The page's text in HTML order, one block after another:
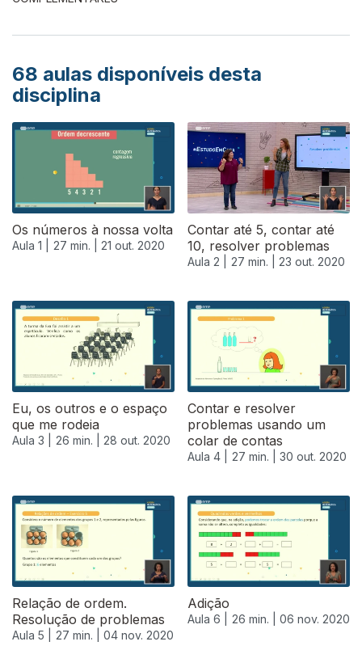
68 aulas disponíveis desta
disciplina
Os números à nossa volta
Aula 1 | 27 min. | 21 out. 2020
Contar até 5, contar até
10, resolver problemas
Aula 2 | 27 min. | 23 out. 2020
Eu, os outros e o espaço
que me rodeia
Aula 3 | 26 min. | 28 out. 2020
Contar e resolver
problemas usando um
colar de contas
Aula 4 | 27 min. | 30 out. 2020
Relação de ordem.
Resolução de problemas
Aula 5 | 27 min. | 04 nov. 2020
Adição
Aula 6 | 26 min. | 06 nov. 2020